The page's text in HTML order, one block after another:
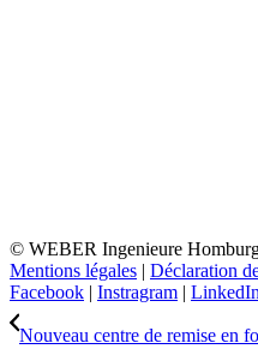
© WEBER Ingenieure
Mentions légales | Déclaration
Facebook | Instragram | LinkedIn
Nouveau centre de remise en